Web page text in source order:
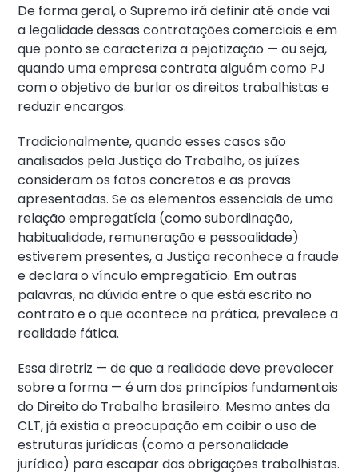
De forma geral, o Supremo irá definir até onde vai
a legalidade dessas contratações comerciais e em
que ponto se caracteriza a pejotização — ou seja,
quando uma empresa contrata alguém como PJ
com o objetivo de burlar os direitos trabalhistas e
reduzir encargos.
Tradicionalmente, quando esses casos são
analisados pela Justiça do Trabalho, os juízes
consideram os fatos concretos e as provas
apresentadas. Se os elementos essenciais de uma
relação empregatícia (como subordinação,
habitualidade, remuneração e pessoalidade)
estiverem presentes, a Justiça reconhece a fraude
e declara o vínculo empregatício. Em outras
palavras, na dúvida entre o que está escrito no
contrato e o que acontece na prática, prevalece a
realidade fática.
Essa diretriz — de que a realidade deve prevalecer
sobre a forma — é um dos princípios fundamentais
do Direito do Trabalho brasileiro. Mesmo antes da
CLT, já existia a preocupação em coibir o uso de
estruturas jurídicas (como a personalidade
jurídica) para escapar das obrigações trabalhistas.